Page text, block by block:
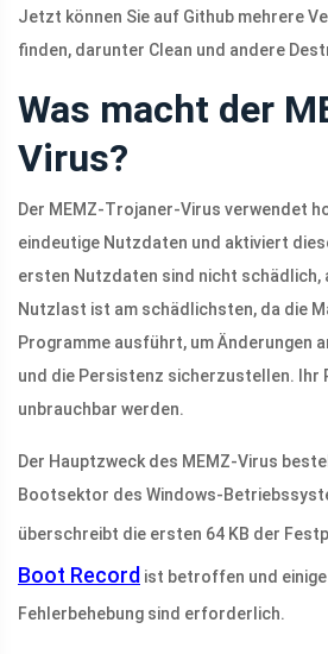
Jetzt können Sie auf Github mehrere
finden, darunter Clean und andere
Was macht der
Virus?
Der MEMZ-Trojaner-Virus verwendet
eindeutige Nutzdaten und aktiviert
ersten Nutzdaten sind nicht schädlich,
Nutzlast ist am schädlichsten, da die
Programme ausführt, um Änderungen
und die Persistenz sicherzustellen. Ihr
unbrauchbar werden.
Der Hauptzweck des MEMZ-Virus
Bootsektor des Windows-
überschreibt die ersten 64 KB der
Boot Record ist betroffen und
Fehlerbehebung sind erforderlich.